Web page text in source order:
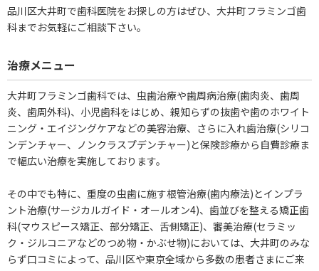
品川区大井町で歯科医院をお探しの方はぜひ、大井町フラミンゴ歯
科までお気軽にご相談下さい。
治療メニュー
大井町フラミンゴ歯科では、虫歯治療や歯周病治療(歯肉炎、歯周
炎、歯周外科)、小児歯科をはじめ、親知らずの抜歯や歯のホワイト
ニング・エイジングケアなどの美容治療、さらに入れ歯治療(シリコ
ンデンチャー、ノンクラスプデンチャー)と保険診療から自費診療ま
で幅広い治療を実施しております。
その中でも特に、重度の虫歯に施す根管治療(歯内療法)とインプラ
ント治療(サージカルガイド・オールオン4)、歯並びを整える矯正歯
科(マウスピース矯正、部分矯正、舌側矯正)、審美治療(セラミッ
ク・ジルコニアなどのつめ物・かぶせ物)においては、大井町のみな
らず口コミによって、品川区や東京全域から多数の患者さまにご来